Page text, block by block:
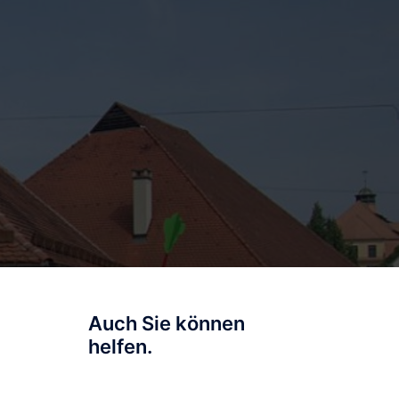
Auch Sie können
helfen.